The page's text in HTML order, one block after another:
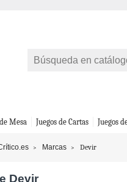
Mesa Juegos de Cartas Juegos
Marcas Devir
Devir